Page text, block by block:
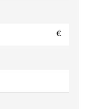
€